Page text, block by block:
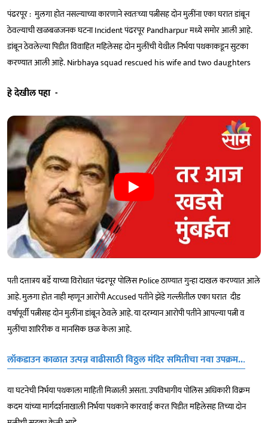
पंढरपूर : मुलगा होत नसल्याच्या कारणाने स्वतःच्या पत्नीसह दोन मुलींना एका घरात डांबून
ठेवल्याची खळबळजनक घटना Incident पंढरपूर Pandharpur मध्ये समोर आली आहे.
डांबून ठेवलेल्या पिडीत विवाहित महिलेसह दोन मुलींची येथील निर्भया पथकाकडून सुटका
करण्यात आली आहे. Nirbhaya squad rescued his wife and two daughters
हे देखील पहा -
पती दत्तात्रय बर्डे याच्या विरोधात पंढरपूर पोलिस Police ठाण्यात गुन्हा दाखल करण्यात आले
आहे. मुलगा होत नाही म्हणून आरोपी Accused पतीने झेंडे गल्लीतील एका घरात दीड
वर्षापूर्वी पत्नीसह दोन मुलींना डांबून ठेवले आहे. या दरम्यान आरोपी पतीने आपल्या पत्नी व
मुलींचा शारिरीक व मानसिक छळ केला आहे.
लॉकडाउन काळात उत्पन्न वाढीसाठी विठ्ठल मंदिर समितीचा नवा उपक्रम...
या घटनेची निर्भया पथकाला माहिती मिळाली असता. उपविभागीय पोलिस अधिकारी विक्रम
कदम यांच्या मार्गदर्शनाखाली निर्भया पथकाने कारवाई करत पिडीत महिलेसह तिच्या दोन